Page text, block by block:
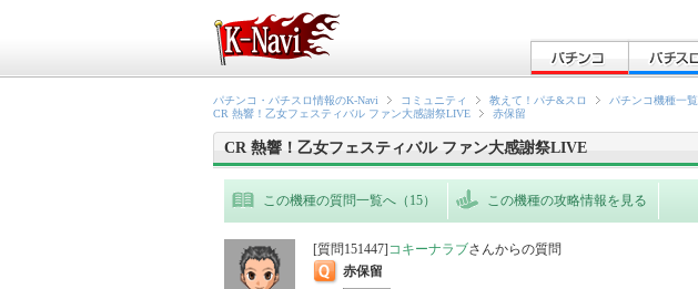
パチンコ・パチスロ情報のK-Navi コミュニティ 教えて！パチ&スロ
パチンコ機種一覧
CR 熱響！乙女フェスティバル ファン大感謝祭LIVE
赤保留
CR 熱響！乙女フェスティバル ファン大感謝祭LIVE
この機種の質問一覧へ（15） この機種の攻略情報を見る
[質問151447]コキーナラブさんからの質問
赤保留